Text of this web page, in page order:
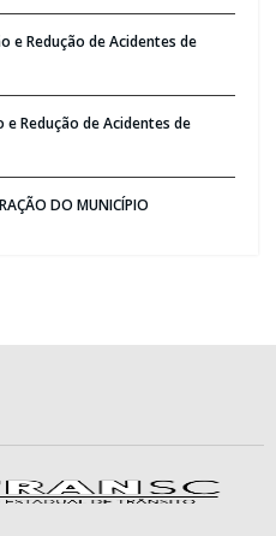
e Redução de Acidentes de
Redução de Acidentes de
DO MUNICÍPIO